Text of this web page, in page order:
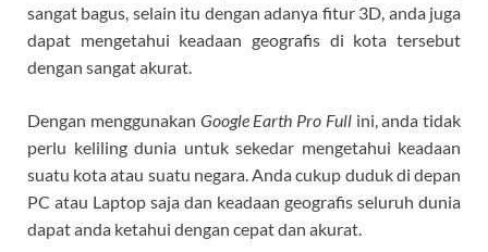
sangat bagus, selain itu dengan adanya fitur 3D, anda juga
dapat mengetahui keadaan geografis di kota tersebut
dengan sangat akurat.
Dengan menggunakan Google Earth Pro Fullini, anda tidak
perlu keliling dunia untuk sekedar mengetahui keadaan
suatu kota atau suatu negara. Anda cukup duduk di depan
PC atau Laptop saja dan keadaan geografis seluruh dunia
dapat anda ketahui dengan cepat dan akurat.